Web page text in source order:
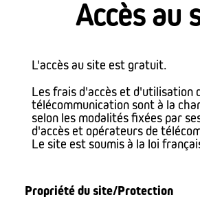
Accès au
L'accès au site est gratuit.
Les frais d'accès et d'utilisation
télécommunication sont à la
selon les modalités fixées par
d'accès et opérateurs de
Le site est soumis à la loi
Propriété du site/Protection